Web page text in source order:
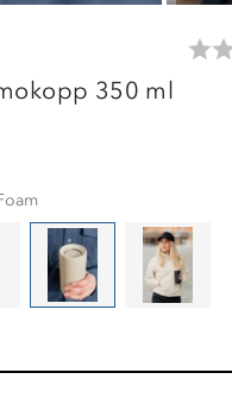
350 ml